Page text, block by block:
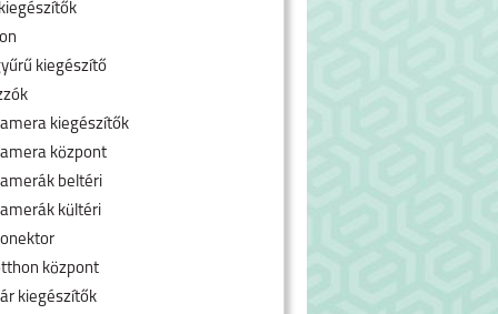
kiegészítő
kiegészítők
központ
beltéri
kültéri
központ
kiegészítők